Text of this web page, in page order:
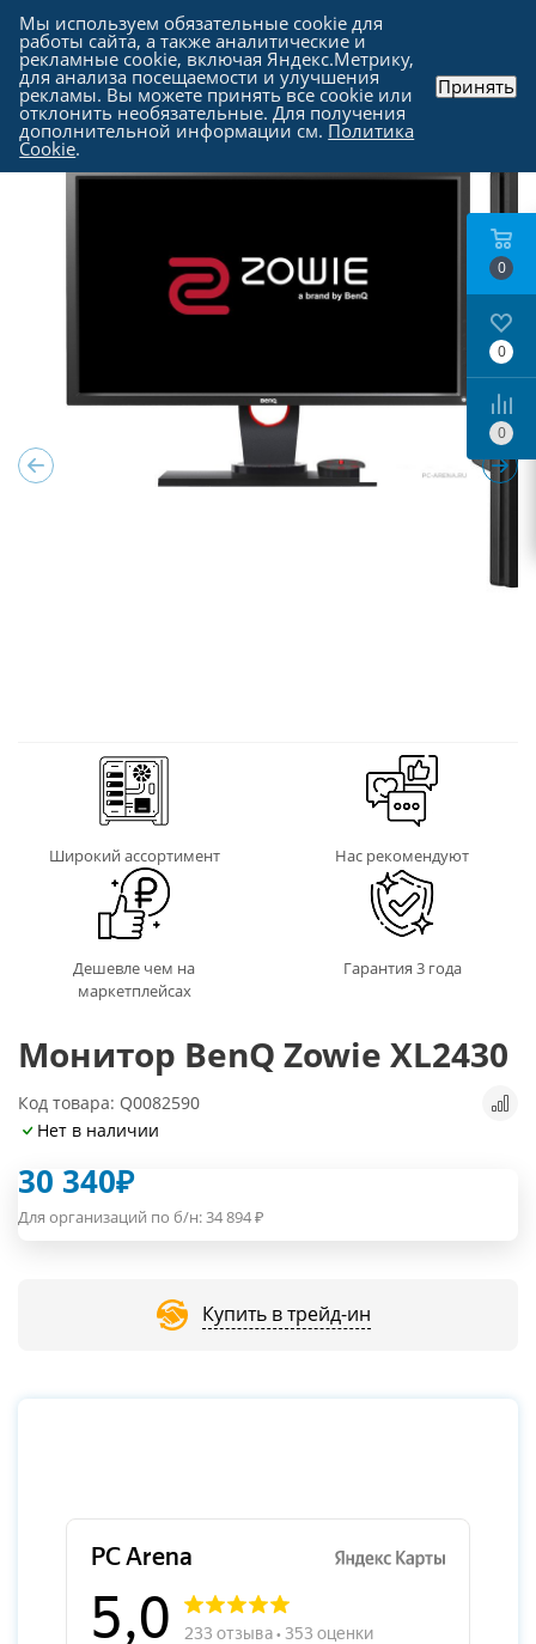
Каталог - Мониторы
Широкий ассортимент Нас рекомендуют
Дешевле чем на
маркетплейсах
Гарантия 3 года
Монитор BenQ Zowie XL2430
Код товара: Q0082590
Нет в наличии
30 340₽
Для организаций по б/н:34 894₽
Купить в трейд-ин
0
0
0
Мы используем обязательные cookie для
работы сайта, а также аналитические и
рекламные cookie, включая Яндекс.Метрику,
для анализа посещаемости и улучшения
рекламы. Вы можете принять все cookie или
отклонить необязательные. Для получения
дополнительной информации см. Политика
Cookie.
Принять